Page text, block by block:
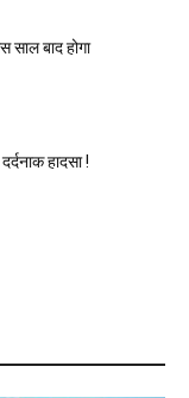
साल बाद होगा
हादसा !